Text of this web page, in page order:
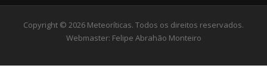
Copyright © 2026 Meteoríticas. Todos os direitos reservados.
Webmaster: Felipe Abrahão Monteiro